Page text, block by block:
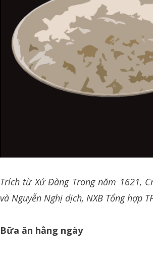
Trích từ Xứ Đàng Trong năm 1621,
và Nguyễn Nghị dịch, NXB Tổng hợp
Bữa ăn hằng ngày